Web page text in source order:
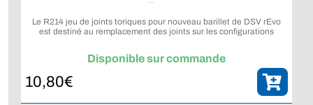
rEvo
Le R214 jeu de joints toriques pour nouveau barillet de DSV rEvo
est destiné au remplacement des joints sur les configurations
Disponible sur commande
10,80€